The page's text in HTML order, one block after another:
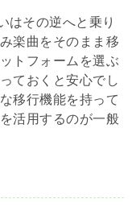
その逆へと乗り
楽曲をそのまま移
トフォームを選ぶ
ておくと安心でし
移行機能を持って
活用するのが一般